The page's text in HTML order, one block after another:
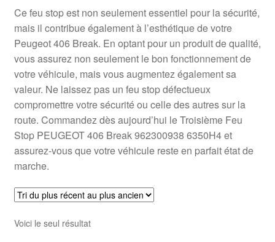
Ce feu stop est non seulement essentiel pour la sécurité,
mais il contribue également à l’esthétique de votre
Peugeot 406 Break. En optant pour un produit de qualité,
vous assurez non seulement le bon fonctionnement de
votre véhicule, mais vous augmentez également sa
valeur. Ne laissez pas un feu stop défectueux
compromettre votre sécurité ou celle des autres sur la
route. Commandez dès aujourd’hui le Troisième Feu
Stop PEUGEOT 406 Break 962300938 6350H4 et
assurez-vous que votre véhicule reste en parfait état de
marche.
Voici le seul résultat